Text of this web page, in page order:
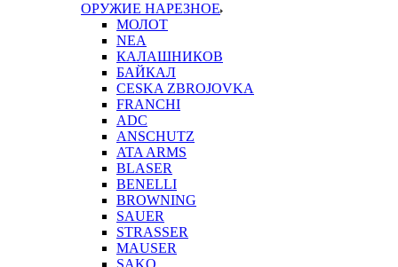
ОРУЖИЕ НАРЕЗНОЕ
МОЛОТ
NEA
КАЛАШНИКОВ
БАЙКАЛ
CESKA ZBROJOVKA
FRANCHI
ADC
ANSCHUTZ
ATA ARMS
BLASER
BENELLI
BROWNING
SAUER
STRASSER
MAUSER
SAKO